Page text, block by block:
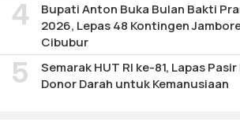
Bupati Anton Buka Bulan Bakti
2026, Lepas 48 Kontingen
Cibubur
Semarak HUT RI ke-81, Lapas
Donor Darah untuk Kemanusiaan